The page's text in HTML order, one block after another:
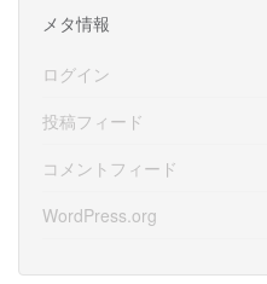
メタ情報
ログイン
投稿フィード
コメントフィード
WordPress.org